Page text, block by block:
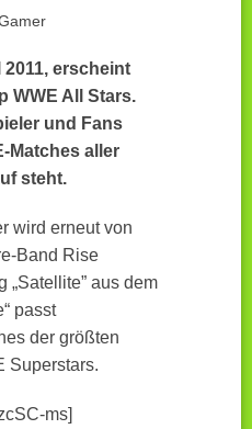
2011, erscheint
WWE All Stars.
und Fans
Matches aller
steht.
wird erneut von
Band Rise
„Satellite” aus dem
passt
der größten
Superstars.
ms]